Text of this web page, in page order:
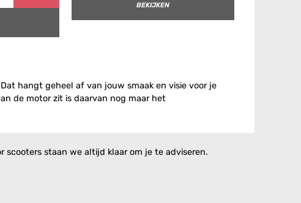
BEKIJKEN
hangt geheel af van jouw smaak en visie voor je
de motor zit is daarvan nog maar het
scooters staan we altijd klaar om je te adviseren.